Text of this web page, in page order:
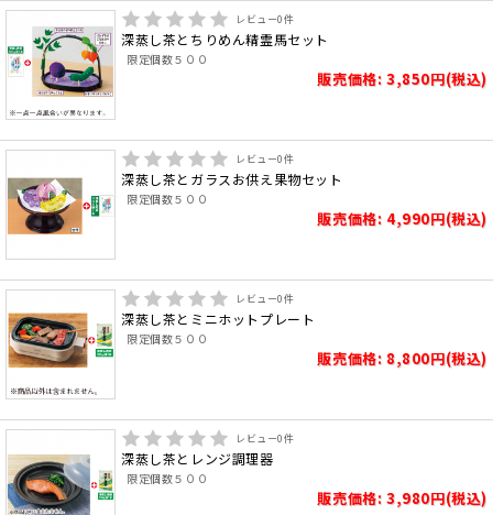
レビュー0件
深蒸し茶とちりめん精霊馬セット
限定個数５００
販売価格: 3,850円(税込)
レビュー0件
深蒸し茶とガラスお供え果物セット
限定個数５００
販売価格: 4,990円(税込)
レビュー0件
深蒸し茶とミニホットプレート
限定個数５００
販売価格: 8,800円(税込)
レビュー0件
深蒸し茶とレンジ調理器
限定個数５００
販売価格: 3,980円(税込)